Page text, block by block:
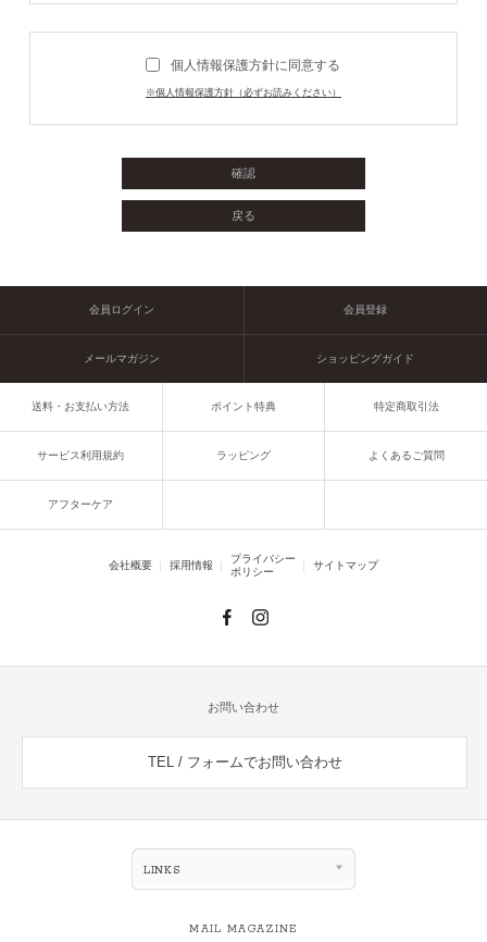
個人情報保護方針に同意する
※個人情報保護方針（必ずお読みください）
会員ログイン 会員登録
メールマガジン ショッピングガイド
送料・お支払い方法 ポイント特典 特定商取引法
サービス利用規約 ラッピング よくあるご質問
アフターケア
会社概要 採用情報
プライバシー
ポリシー
サイトマップ
お問い合わせ
TEL / フォームでお問い合わせ
LINKS
MAIL MAGAZINE